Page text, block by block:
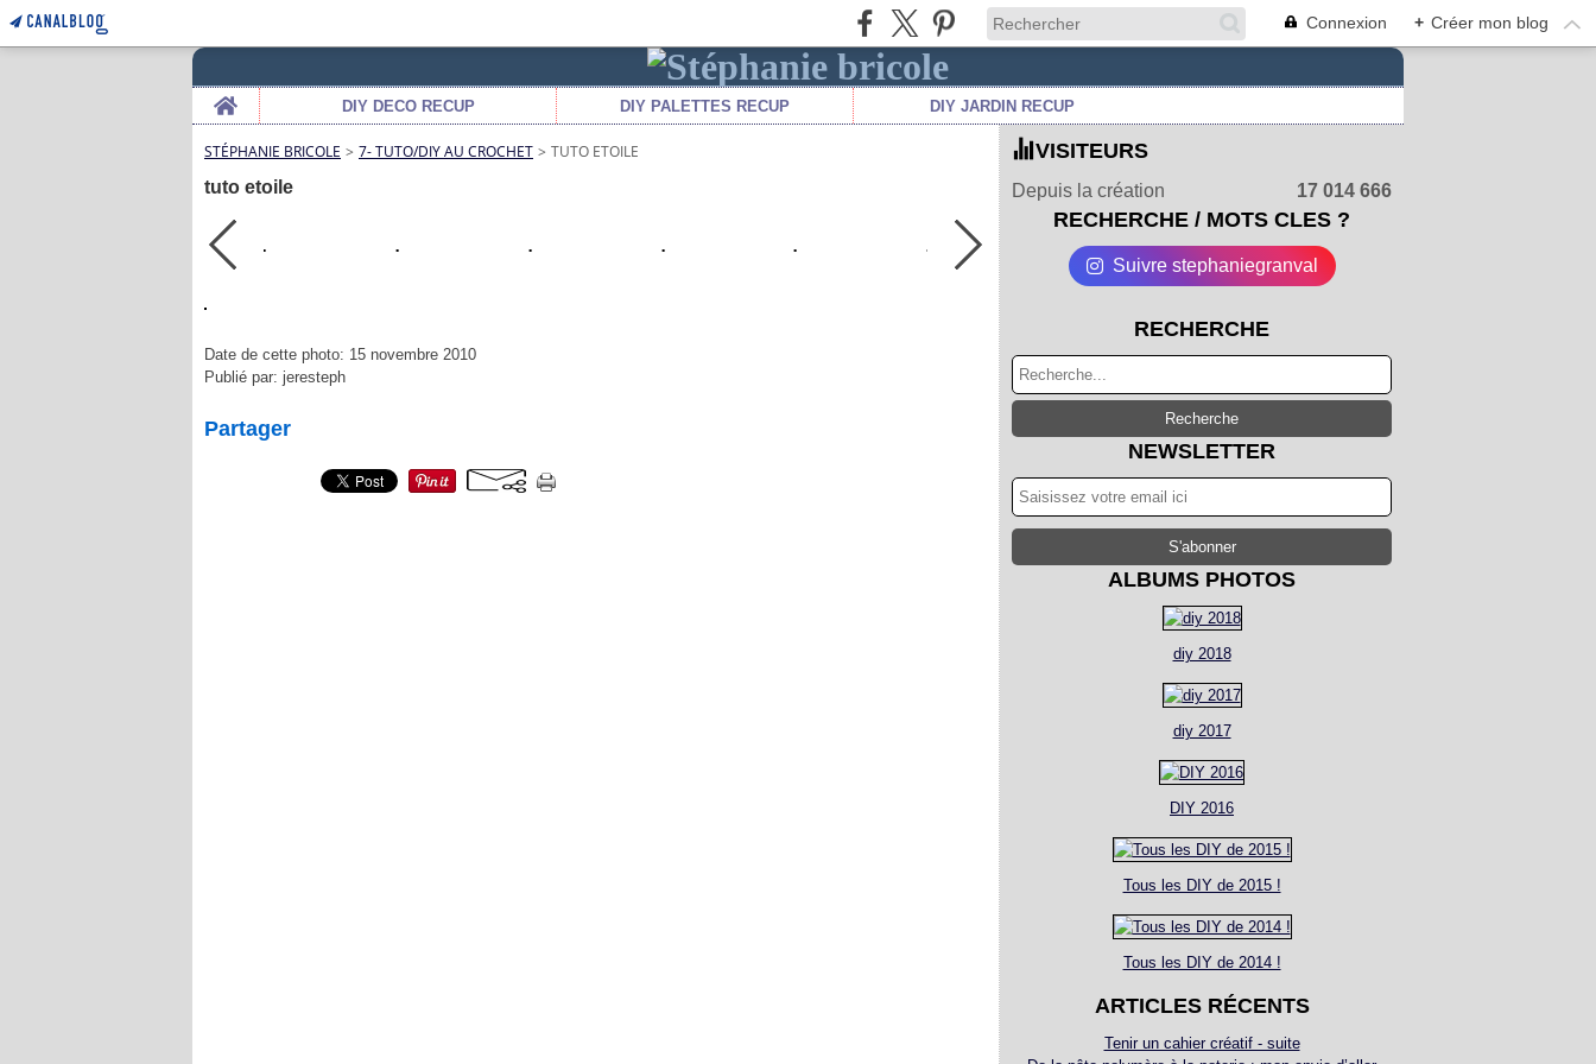
Connexion + Créer mon blog
Home
DIY DECO RECUP DIY PALETTES RECUP DIY JARDIN RECUP
STÉPHANIE BRICOLE > 7- TUTO/DIY AU CROCHET > TUTO ETOILE
tuto etoile
Date de cette photo: 15 novembre 2010
Publié par: jeresteph
Partager
VISITEURS
Depuis la création 17 014 666
RECHERCHE / MOTS CLES ?
Suivre stephaniegranval
RECHERCHE
NEWSLETTER
ALBUMS PHOTOS
diy 2018
diy 2017
DIY 2016
Tous les DIY de 2015 !
Tous les DIY de 2014 !
ARTICLES RÉCENTS
Tenir un cahier créatif - suite